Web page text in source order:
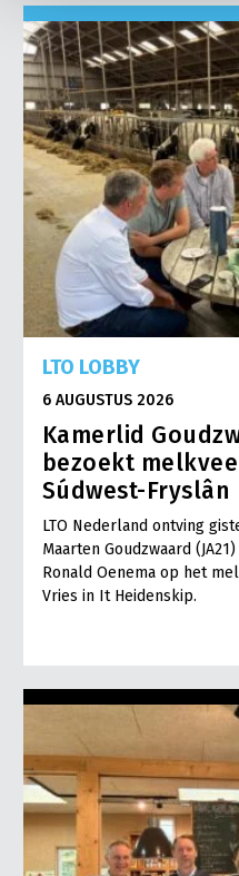
LTO LOBBY
6 AUGUSTUS 2026
Kamerlid
bezoekt
Súdwest-Fryslân
LTO Nederland ontving
Maarten Goudzwaard
Ronald Oenema op het
Vries in It Heidenskip.